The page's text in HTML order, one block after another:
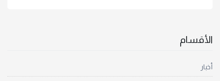
الأقسام
أخبار